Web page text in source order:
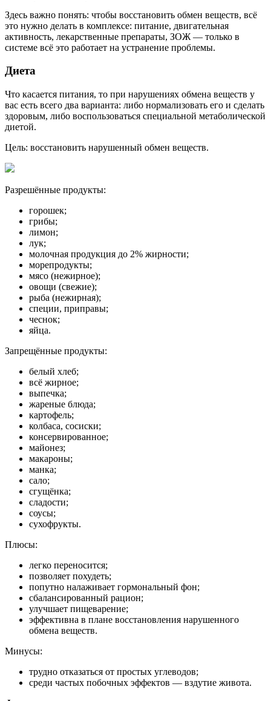
Здесь важно понять: чтобы восстановить обмен веществ, всё
это нужно делать в комплексе: питание, двигательная
активность, лекарственные препараты, ЗОЖ — только в
системе всё это работает на устранение проблемы.
Диета
Что касается питания, то при нарушениях обмена веществ у
вас есть всего два варианта: либо нормализовать его и сделать
здоровым, либо воспользоваться специальной метаболической
диетой.
Цель: восстановить нарушенный обмен веществ.
Разрешённые продукты:
горошек;
грибы;
лимон;
лук;
молочная продукция до 2% жирности;
морепродукты;
мясо (нежирное);
овощи (свежие);
рыба (нежирная);
специи, приправы;
чеснок;
яйца.
Запрещённые продукты:
белый хлеб;
всё жирное;
выпечка;
жареные блюда;
картофель;
колбаса, сосиски;
консервированное;
майонез;
макароны;
манка;
сало;
сгущёнка;
сладости;
соусы;
сухофрукты.
Плюсы:
легко переносится;
позволяет похудеть;
попутно налаживает гормональный фон;
сбалансированный рацион;
улучшает пищеварение;
эффективна в плане восстановления нарушенного
обмена веществ.
Минусы:
трудно отказаться от простых углеводов;
среди частых побочных эффектов — вздутие живота.